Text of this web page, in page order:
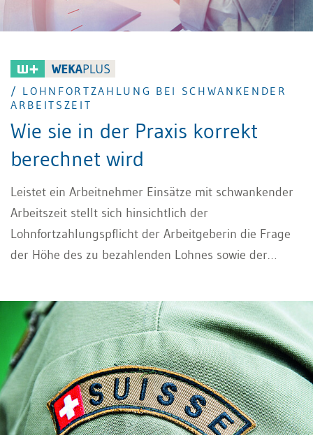
/ LOHNFORTZAHLUNG BEI SCHWANKENDER
ARBEITSZEIT
Wie sie in der Praxis korrekt
berechnet wird
Leistet ein Arbeitnehmer Einsätze mit schwankender
Arbeitszeit stellt sich hinsichtlich der
Lohnfortzahlungspflicht der Arbeitgeberin die Frage
der Höhe des zu bezahlenden Lohnes sowie der
schwankender Arbeitszeit zu beachten gilt.